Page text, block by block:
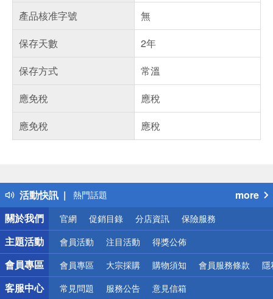
產品核准字號
無
保存天數
2年
保存方式
常溫
應免稅
應稅
應免稅
應稅
活動快訊
偏遠地區配送
熱門話題
銀行優惠
偏遠地區配送
詐騙網頁！請小心！
more
關於我們
官網 促銷目錄 分店資訊 保險服務
主題活動 會員活動 注目活動 得獎公佈
會員專區 會員專區 大宗採購 購物須知 會員服務條款 隱
客服中心 常見問題 服務公告 意見信箱